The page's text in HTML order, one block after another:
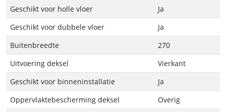
Geschikt voor holle vloer
Ja
Geschikt voor dubbele vloer
Ja
Buitenbreedte
270
Uitvoering deksel
Vierkant
Geschikt voor binneninstallatie
Ja
Oppervlaktebescherming deksel
Overig